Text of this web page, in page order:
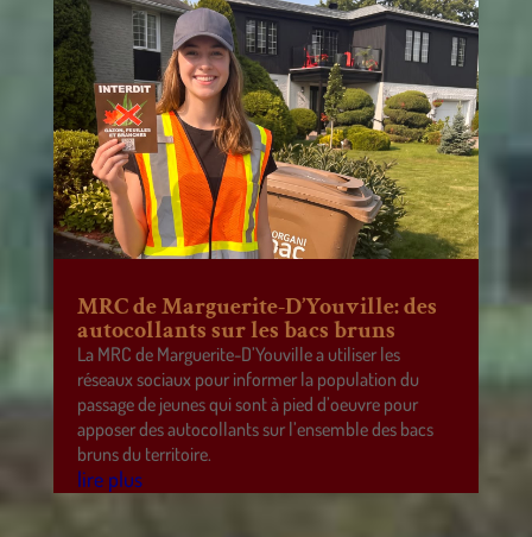
MRC de Marguerite-D’Youville: des
autocollants sur les bacs bruns
La MRC de Marguerite-D’Youville a utiliser les
réseaux sociaux pour informer la population du
passage de jeunes qui sont à pied d’oeuvre pour
apposer des autocollants sur l’ensemble des bacs
bruns du territoire.
lire plus